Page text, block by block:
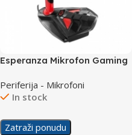
Esperanza Mikrofon Gaming
Periferija - Mikrofoni
In stock
Zatraži ponudu